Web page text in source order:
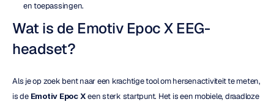
en toepassingen.
Wat is de Emotiv Epoc X EEG-
headset?
Als je op zoek bent naar een krachtige tool om hersenactiviteit te meten,
is de Emotiv Epoc X een sterk startpunt. Het is een mobiele, draadloze